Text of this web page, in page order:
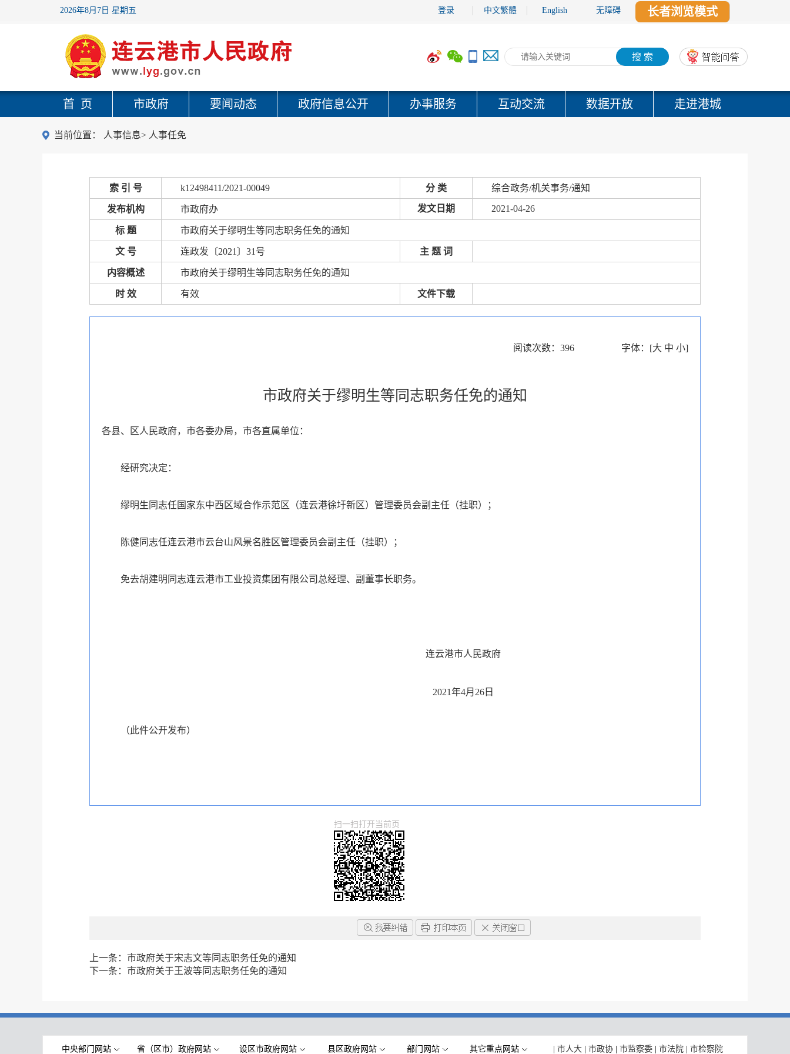
2026年8月7日 星期五 登录 中文繁體 English 无障碍 长者浏览模式
搜 索
首 页 市政府 要闻动态 政府信息公开 办事服务 互动交流 数据开放 走进港城
当前位置： 人事信息> 人事任免
索 引 号 k12498411/2021-00049 分 类 综合政务/机关事务/通知
发布机构 市政府办 发文日期 2021-04-26
标 题 市政府关于缪明生等同志职务任免的通知
文 号 连政发〔2021〕31号 主 题 词
内容概述 市政府关于缪明生等同志职务任免的通知
时 效 有效 文件下载
阅读次数： 396 字体： [大 中 小]
市政府关于缪明生等同志职务任免的通知
各县、区人民政府，市各委办局，市各直属单位：
经研究决定：
缪明生同志任国家东中西区域合作示范区（连云港徐圩新区）管理委员会副主任（挂职）；
陈健同志任连云港市云台山风景名胜区管理委员会副主任（挂职）；
免去胡建明同志连云港市工业投资集团有限公司总经理、副董事长职务。
连云港市人民政府
2021年4月 26 日
（此件公开发布）
扫一扫打开当前页
上一条： 市政府关于宋志文等同志职务任免的通知
下一条： 市政府关于王波等同志职务任免的通知
中央部门网站 省（区市）政府网站 设区市政府网站 县区政府网站 部门网站 其它重点网站 市人大 市政协 市监察委 市法院 市检察院